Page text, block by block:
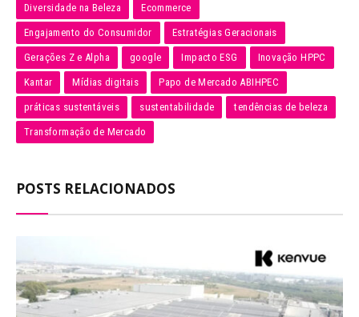
Diversidade na Beleza Ecommerce
Engajamento do Consumidor Estratégias Geracionais
Gerações Z e Alpha google Impacto ESG Inovação HPPC
Kantar Mídias digitais Papo de Mercado ABIHPEC
práticas sustentáveis sustentabilidade tendências de beleza
Transformação de Mercado
POSTS RELACIONADOS